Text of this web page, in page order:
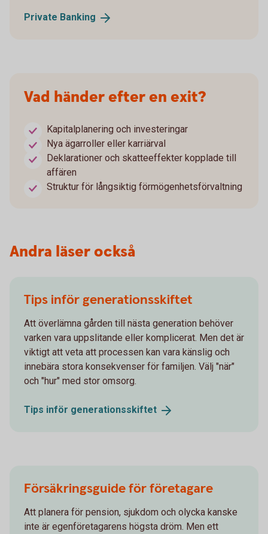
Private Banking
Vad händer efter en exit?
Kapitalplanering och investeringar
Nya ägarroller eller karriärval
Deklarationer och skatteeffekter kopplade till
affären
Struktur för långsiktig förmögenhetsförvaltning
Andra läser också
Tips inför generationsskiftet
Att överlämna gården till nästa generation behöver
varken vara uppslitande eller komplicerat. Men det är
viktigt att veta att processen kan vara känslig och
innebära stora konsekvenser för familjen. Välj "när"
och "hur" med stor omsorg.
Tips inför generationsskiftet
Försäkringsguide för företagare
Att planera för pension, sjukdom och olycka kanske
inte är egenföretagarens högsta dröm. Men ett